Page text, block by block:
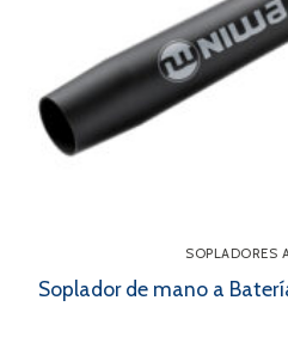
SOPLADORES
Soplador de mano a